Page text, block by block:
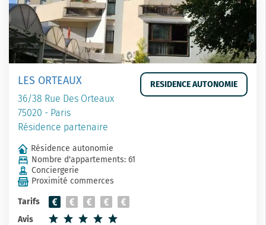
LES ORTEAUX
36/38 Rue Des Orteaux
75020 - Paris
Résidence partenaire
RESIDENCE AUTONOMIE
Résidence autonomie
Nombre d'appartements: 61
Conciergerie
Proximité commerces
Tarifs
Avis